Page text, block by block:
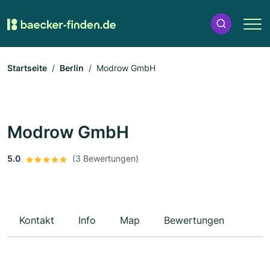
Startseite Berlin Modrow GmbH
Modrow GmbH
5.0 (3 Bewertungen)
Kontakt Info Map Bewertungen